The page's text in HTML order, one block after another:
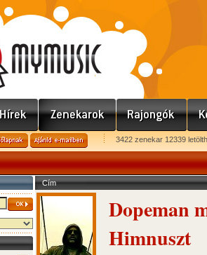
3422 zenekar 12339
Cím
Dopeman
Himnuszt